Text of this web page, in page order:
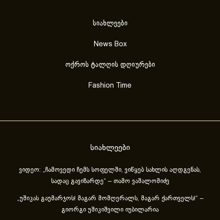
სიახლეები
News Box
ოქროს ტალღის დღიურები
Fashion Time
სიახლეები
ვიდეო: „ჩამოვედი ჩემს სოფელში, ვიწყებ სახლის აღდგენას,
სადაც გავიზარდე“ – თამო ვაშალომიძე
„უშიკას გაუმარჯოს! მაგარ მომღერალს, მაგარ ქართველს!“ –
გიორგი უშიკიშვილი იუბილარია